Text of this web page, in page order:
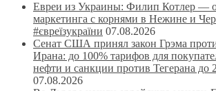
Евреи из Украины: Филип Котлер —
маркетинга с корнями в Нежине и
#євреїзукраїни 07.08.2026
Сенат США принял закон Грэма
Ирана: до 100% тарифов для
нефти и санкции против Тегерана до
07.08.2026